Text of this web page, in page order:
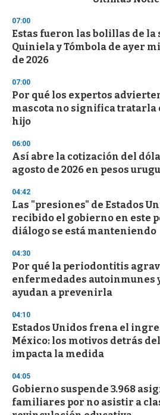
d
s
o
f
3
s
e
c
o
n
07:00
Estas fueron las bolillas de la
Quiniela y Tómbola de ayer
de 2026
07:00
Por qué los expertos
mascota no significa tratarla
hijo
06:00
Así abre la cotización del
agosto de 2026 en pesos
04:42
Las "presiones" de Estados
recibido el gobierno en este
diálogo se está manteniendo
04:30
Por qué la periodontitis
enfermedades autoinmunes
ayudan a prevenirla
04:10
Estados Unidos frena el
México: los motivos detrás
impacta la medida
04:05
Gobierno suspende 3.968
familiares por no asistir a